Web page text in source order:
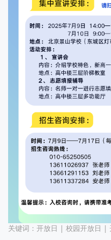
关键词： 开放日 | 校园开放日 |